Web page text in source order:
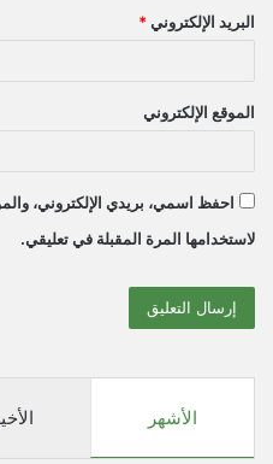
البريد الإلكتروني *
الموقع الإلكتروني
احفظ اسمي، بريدي الإلكتروني،
لاستخدامها المرة المقبلة في تعليقي.
الأشهر